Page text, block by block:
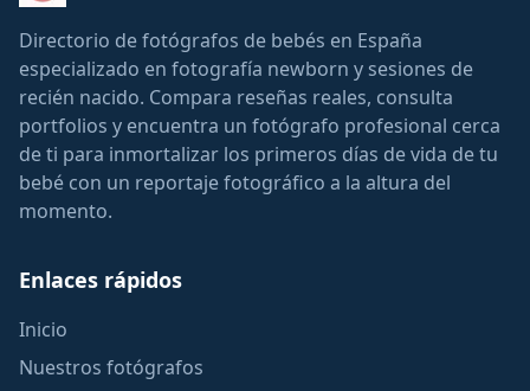
Directorio de fotógrafos de bebés en España
especializado en fotografía newborn y sesiones de
recién nacido. Compara reseñas reales, consulta
portfolios y encuentra un fotógrafo profesional cerca
de ti para inmortalizar los primeros días de vida de tu
bebé con un reportaje fotográfico a la altura del
momento.
Enlaces rápidos
Inicio
Nuestros fotógrafos